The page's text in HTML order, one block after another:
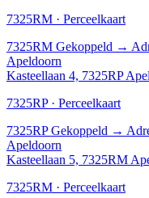
7325RM · Perceelkaart
7325RM Gekoppeld →
Apeldoorn
Kasteellaan 4, 7325RP
7325RP · Perceelkaart
7325RP Gekoppeld →
Apeldoorn
Kasteellaan 5, 7325RM
7325RM · Perceelkaart